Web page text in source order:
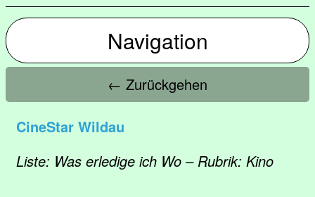
Navigation
← Zurückgehen
CineStar Wildau
Liste: Was erledige ich Wo – Rubrik: Kino